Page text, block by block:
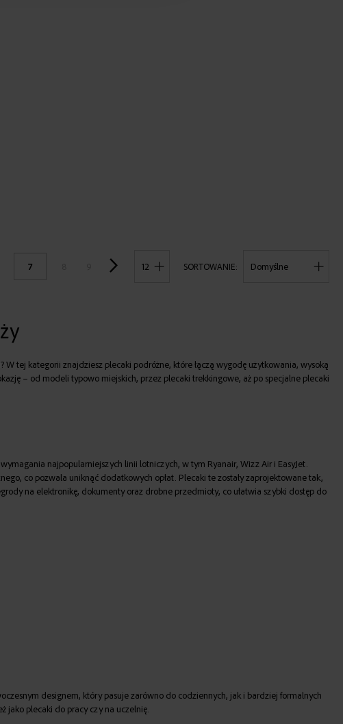
7 SORTOWANIE
tej kategorii znajdziesz plecaki podróżne, które łączą wygodę użytkowania, wysoką
– od modeli typowo miejskich, przez plecaki trekkingowe, aż po specjalne plecaki
najpopularniejszych linii lotniczych, w tym Ryanair, Wizz Air i EasyJet.
co pozwala uniknąć dodatkowych opłat. Plecaki te zostały zaprojektowane tak,
na elektronikę, dokumenty oraz drobne przedmioty, co ułatwia szybki dostęp do
designem, który pasuje zarówno do codziennych, jak i bardziej formalnych
jako plecaki do pracy czy na uczelnię.